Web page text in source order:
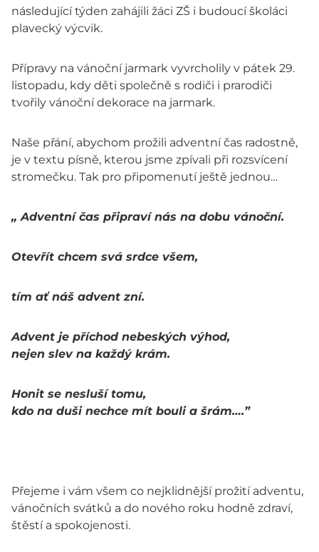
následující týden zahájili žáci ZŠ i budoucí školáci
plavecký výcvik.
Přípravy na vánoční jarmark vyvrcholily v pátek 29.
listopadu, kdy děti společně s rodiči i prarodiči
tvořily vánoční dekorace na jarmark.
Naše přání, abychom prožili adventní čas radostně,
je v textu písně, kterou jsme zpívali při rozsvícení
stromečku. Tak pro připomenutí ještě jednou…
„ Adventní čas připraví nás na dobu vánoční.
Otevřít chcem svá srdce všem,
tím ať náš adventzní.
Advent je příchod nebeských výhod,
nejen slev na každý krám.
Honit se nesluší tomu,
kdo na duši nechce mít boulia šrám….”
Přejeme i vám všem co nejklidnější prožití adventu,
vánočních svátků a do nového roku hodně zdraví,
štěstí a spokojenosti.